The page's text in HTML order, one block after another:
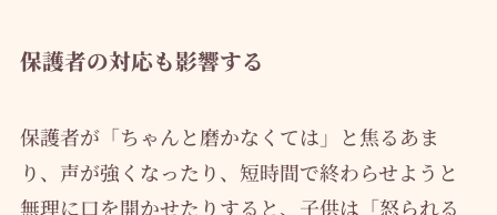
保護者の対応も影響する
保護者が「ちゃんと磨かなくては」と焦るあま
り、声が強くなったり、短時間で終わらせようと
無理に口を開かせたりすると、子供は「怒られる